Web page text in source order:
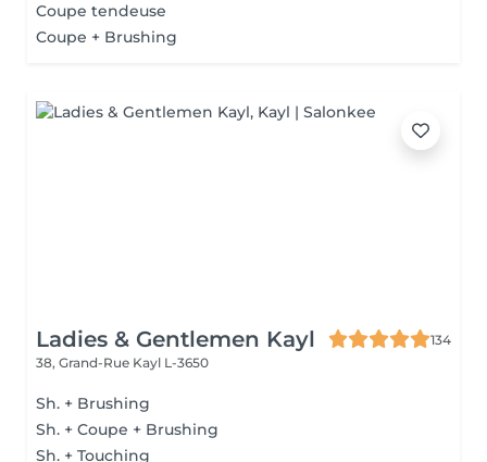
Coupe tendeuse
Coupe + Brushing
Ladies & Gentlemen Kayl
134
38, Grand-Rue Kayl L-3650
Sh. + Brushing
Sh. + Coupe + Brushing
Sh. + Touching